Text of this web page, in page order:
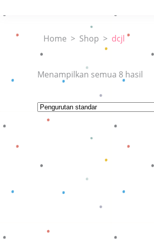
Home > Shop > dcjl
Menampilkan semua 8 hasil
Baca selengkapnya